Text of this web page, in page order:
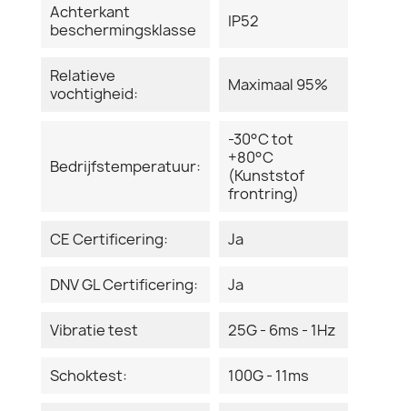
Achterkant
beschermingsklasse
IP52
Relatieve
vochtigheid:
Maximaal 95%
Bedrijfstemperatuur:
-30°C tot
+80°C
(Kunststof
frontring)
CE Certificering: Ja
DNV GL Certificering: Ja
Vibratie test 25G - 6ms - 1Hz
Schoktest: 100G - 11ms